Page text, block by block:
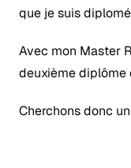
que je suis
Avec mon Master
deuxième diplôme
Cherchons donc